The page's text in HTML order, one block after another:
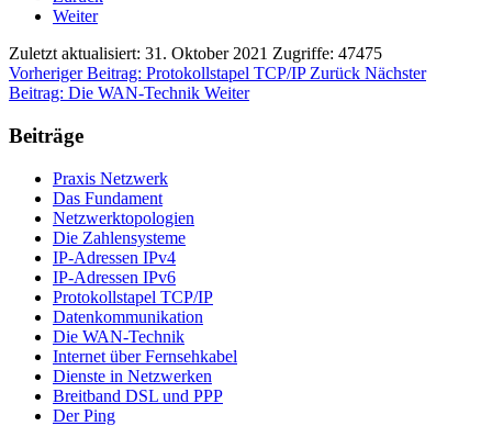
Weiter
Zuletzt aktualisiert: 31. Oktober 2021 Zugriffe: 47475
Vorheriger Beitrag: Protokollstapel TCP/IP Zurück Nächster
Beitrag: Die WAN-Technik Weiter
Beiträge
Praxis Netzwerk
Das Fundament
Netzwerktopologien
Die Zahlensysteme
IP-Adressen IPv4
IP-Adressen IPv6
Protokollstapel TCP/IP
Datenkommunikation
Die WAN-Technik
Internet über Fernsehkabel
Dienste in Netzwerken
Breitband DSL und PPP
Der Ping